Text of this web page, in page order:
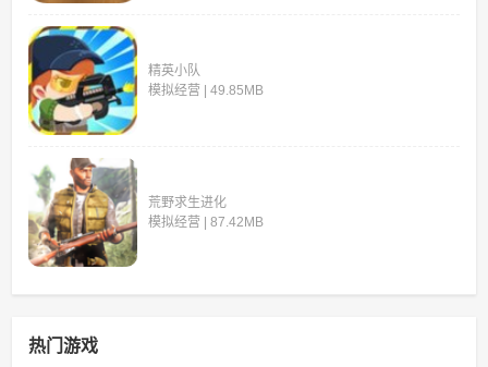
精英小队
模拟经营 | 49.85MB
荒野求生进化
模拟经营 | 87.42MB
热门游戏